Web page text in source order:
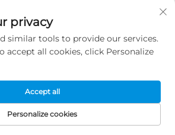
privacy
similar tools to provide our services.
accept all cookies, click Personalize
Personalize cookies
Accept all